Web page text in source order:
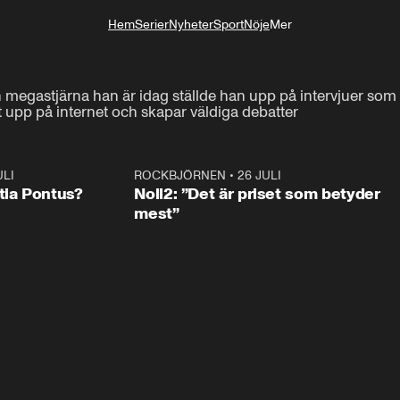
HemSerierNyheterSportNöjeMer
han är idag ställde han upp på intervjuer som
på internet och skapar väldiga debatter
Pontus?
ROCKBJÖRNEN •26 JULI
Noll2: ”Det är priset som betyder
mest”